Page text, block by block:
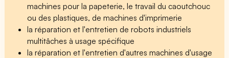
machines pour la papeterie, le travail du caoutchouc
ou des plastiques, de machines d'imprimerie
la réparation et l'entretien de robots industriels
multitâches à usage spécifique
la réparation et l'entretien d'autres machines d'usage